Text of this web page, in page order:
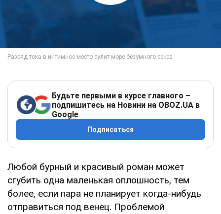
Будьте первыми в курсе главного –
подпишитесь на Новини на OBOZ.UA в
Google
Подписаться
Любой бурный и красивый роман может
сгубить одна маленькая оплошность, тем
более, если пара не планирует когда-нибудь
отправиться под венец. Проблемой